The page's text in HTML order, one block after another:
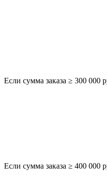
Если сумма заказа ≥ 300 000
Если сумма заказа ≥ 400